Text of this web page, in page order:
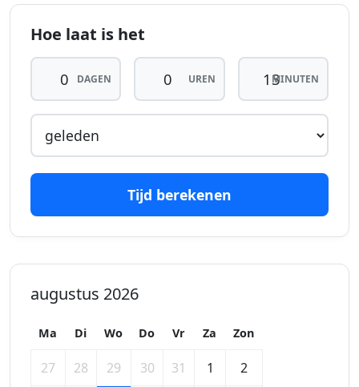
Hoe laat is het
DAGEN UREN MINUTEN
Tijd berekenen
augustus 2026
Ma Di Wo Do Vr Za Zon
27 28 29 30 31 1 2